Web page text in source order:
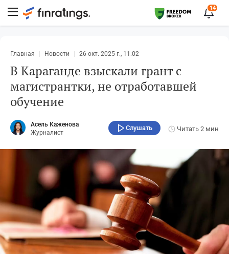
14
Главная Новости 26 окт. 2025 г., 11:02
В Караганде взыскали грант с
магистрантки, не отработавшей
обучение
Асель Каженова
Журналист
Слушать Читать 2 мин